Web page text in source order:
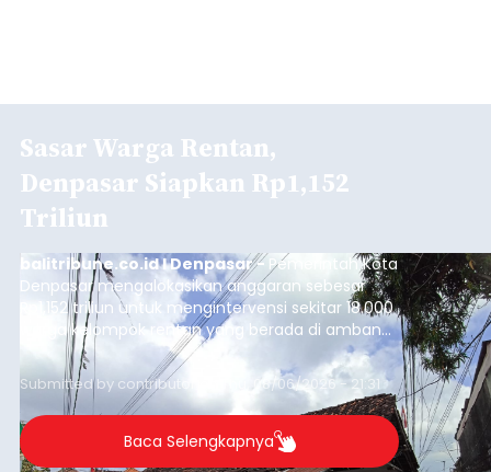
Sasar Warga Rentan,
Denpasar Siapkan Rp1,152
Triliun
balitribune.co.id I Denpasar - Pemerintah Kota
Denpasar mengalokasikan anggaran sebesar
Rp1,152 triliun untuk mengintervensi sekitar 18.000
warga kelompok rentan yang berada di ambang
garis kemiskinan. Langkah strategis ini diambil
guna menjaga masyarakat yang berada pada
kelompok desil 5 dan 6 tersebut agar tidak
merosot ke kategori miskin.
Submitted by contributor Thu, 08/06/2026 - 21:31
Baca Selengkapnya